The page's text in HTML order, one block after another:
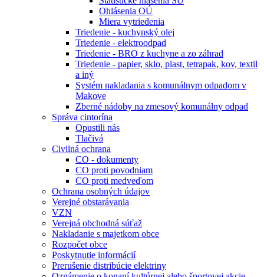
Ohlásenia OÚ
Miera vytriedenia
Triedenie - kuchynský olej
Triedenie - elektroodpad
Triedenie - BRO z kuchyne a zo záhrad
Triedenie - papier, sklo, plast, tetrapak, kov, textil
a iný
Systém nakladania s komunálnym odpadom v
Makove
Zberné nádoby na zmesový komunálny odpad
Správa cintorína
Opustili nás
Tlačivá
Civilná ochrana
CO - dokumenty
CO proti povodniam
CO proti medveďom
Ochrana osobných údajov
Verejné obstarávania
VZN
Verejná obchodná súťaž
Nakladanie s majetkom obce
Rozpočet obce
Poskytnutie informácií
Prerušenie distribúcie elektriny